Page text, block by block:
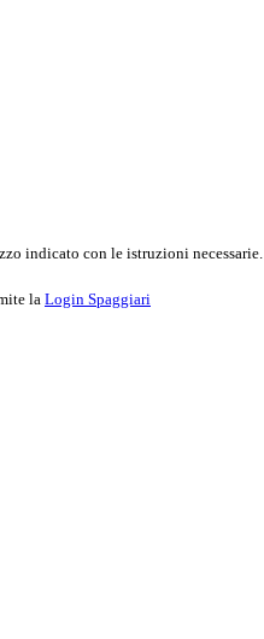
indicato con le istruzioni necessarie.
la Login Spaggiari